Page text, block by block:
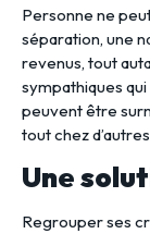
Personne ne
séparation, une
revenus, tout
sympathiques
peuvent être
tout chez
Une
Regrouper ses